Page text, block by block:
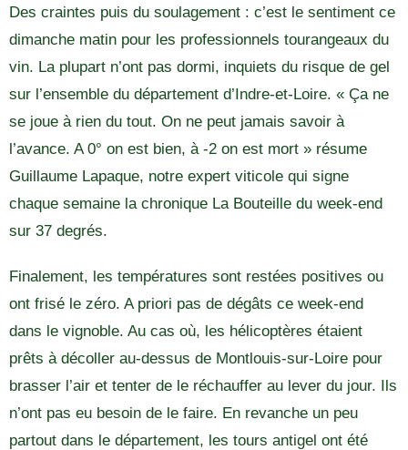
Des craintes puis du soulagement : c’est le sentiment ce
dimanche matin pour les professionnels tourangeaux du
vin. La plupart n’ont pas dormi, inquiets du risque de gel
sur l’ensemble du département d’Indre-et-Loire. « Ça ne
se joue à rien du tout. On ne peut jamais savoir à
l’avance. A 0° on est bien, à -2 on est mort » résume
Guillaume Lapaque, notre expert viticole qui signe
chaque semaine la chronique La Bouteille du week-end
sur 37 degrés.
Finalement, les températures sont restées positives ou
ont frisé le zéro. A priori pas de dégâts ce week-end
dans le vignoble. Au cas où, les hélicoptères étaient
prêts à décoller au-dessus de Montlouis-sur-Loire pour
brasser l’air et tenter de le réchauffer au lever du jour. Ils
n’ont pas eu besoin de le faire. En revanche un peu
partout dans le département, les tours antigel ont été